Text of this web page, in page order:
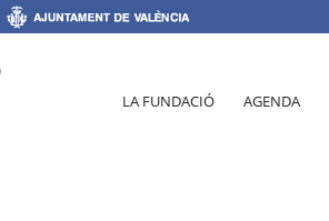
LA FUNDACIÓ AGENDA